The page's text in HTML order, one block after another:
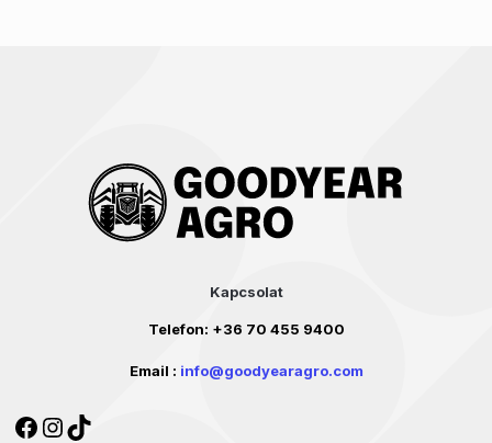
Kapcsolat
Telefon: +36 70 455 9400
Email : info@goodyearagro.com
Facebook
Instagram
TikTok